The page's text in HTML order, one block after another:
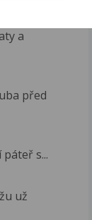
a
před
s...
už